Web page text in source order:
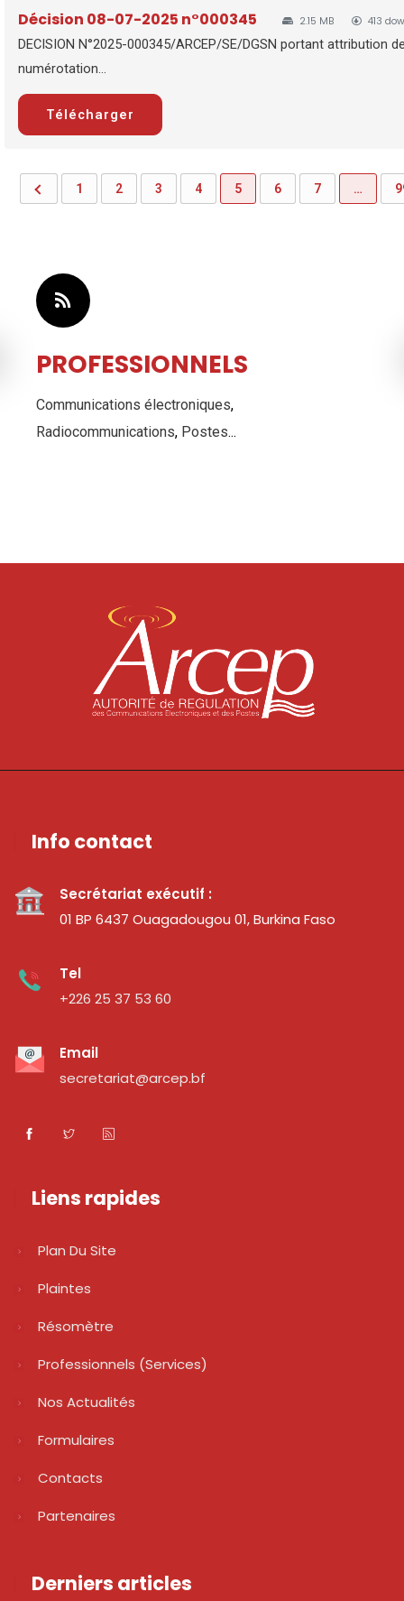
Décision 08-07-2025 n°000345 2.15 MB 413
DECISION N°2025-000345/ARCEP/SE/DGSN portant attribution
numérotation...
Télécharger
1 2 3 4 5 6 7 …
PROFESSIONNELS
Communications électroniques,
Radiocommunications, Postes...
Info contact
Secrétariat exécutif :
01 BP 6437 Ouagadougou 01, Burkina Faso
Tel
+226 25 37 53 60
Email
secretariat@arcep.bf
Liens rapides
Plan Du Site
Plaintes
Résomètre
Professionnels (services)
Nos Actualités
Formulaires
Contacts
Partenaires
Derniers articles